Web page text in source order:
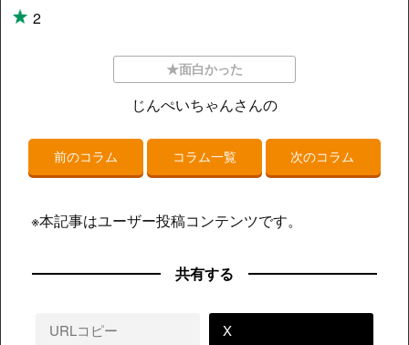
2
★面白かった
じんぺいちゃんさんの
前のコラム コラム一覧 次のコラム
※本記事はユーザー投稿コンテンツです。
共有する
URLコピー X